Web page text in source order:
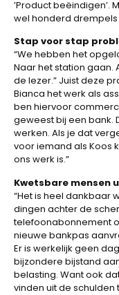
’Product beëindigen’.
wel honderd
Stap voor stap
“We hebben het
Naar het station
de lezer.” Juist deze
Bianca het werk als
ben hiervoor
geweest bij een bank.
werken. Als je dat
voor iemand als Koos
ons werk is.”
Kwetsbare mensen
“Het is heel dankbaar
dingen achter de
telefoonabonnement
nieuwe bankpas
Er is werkelijk geen
bijzondere bijstand
belasting. Want ook
vinden uit de schulden